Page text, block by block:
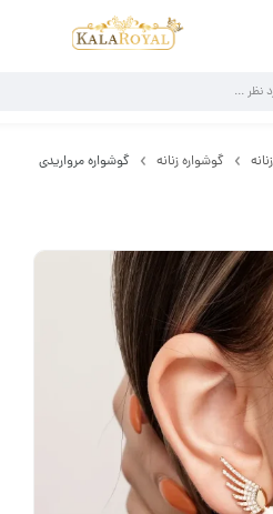
گوشواره زنانه
گوشواره مرواریدی